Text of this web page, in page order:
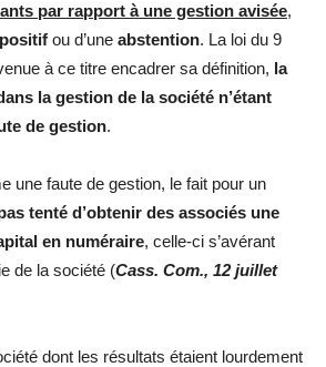
par rapport à une gestion avisée,
ou d’une abstention. La loi du 9
à ce titre encadrer sa définition, la
la gestion de la société n’étant
de gestion.
une faute de gestion, le fait pour un
tenté d’obtenir des associés une
en numéraire, celle-ci s’avérant
de la société (Cass. Com., 12 juillet
dont les résultats étaient lourdement